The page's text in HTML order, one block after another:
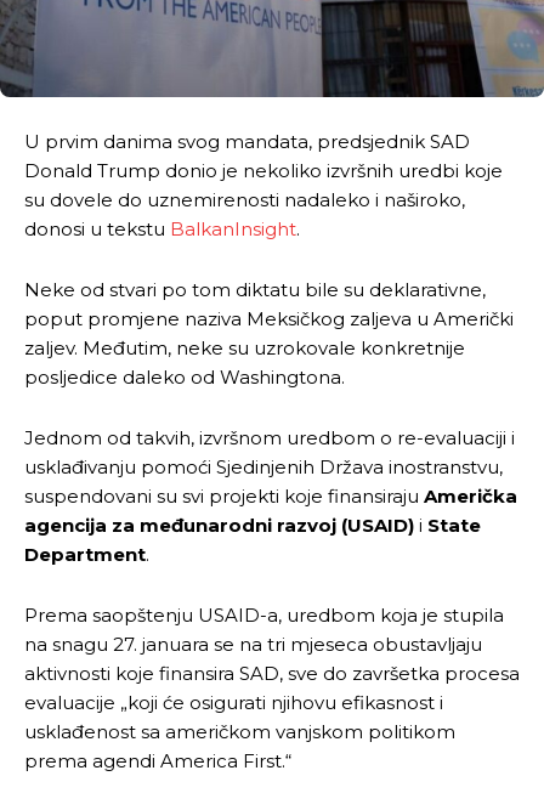
U prvim danima svog mandata, predsjednik SAD
Donald Trump donio je nekoliko izvršnih uredbi koje
su dovele do uznemirenosti nadaleko i naširoko,
donosi u tekstu BalkanInsight.
Neke od stvari po tom diktatu bile su deklarativne,
poput promjene naziva Meksičkog zaljeva u Američki
zaljev. Međutim, neke su uzrokovale konkretnije
posljedice daleko od Washingtona.
Jednom od takvih, izvršnom uredbom o re-evaluaciji i
usklađivanju pomoći Sjedinjenih Država inostranstvu,
suspendovani su svi projekti koje finansiraju Američka
agencija za međunarodni razvoj (USAID) i State
Department.
Prema saopštenju USAID-a, uredbom koja je stupila
na snagu 27. januara se na tri mjeseca obustavljaju
aktivnosti koje finansira SAD, sve do završetka procesa
evaluacije „koji će osigurati njihovu efikasnost i
usklađenost sa američkom vanjskom politikom
prema agendi America First.“